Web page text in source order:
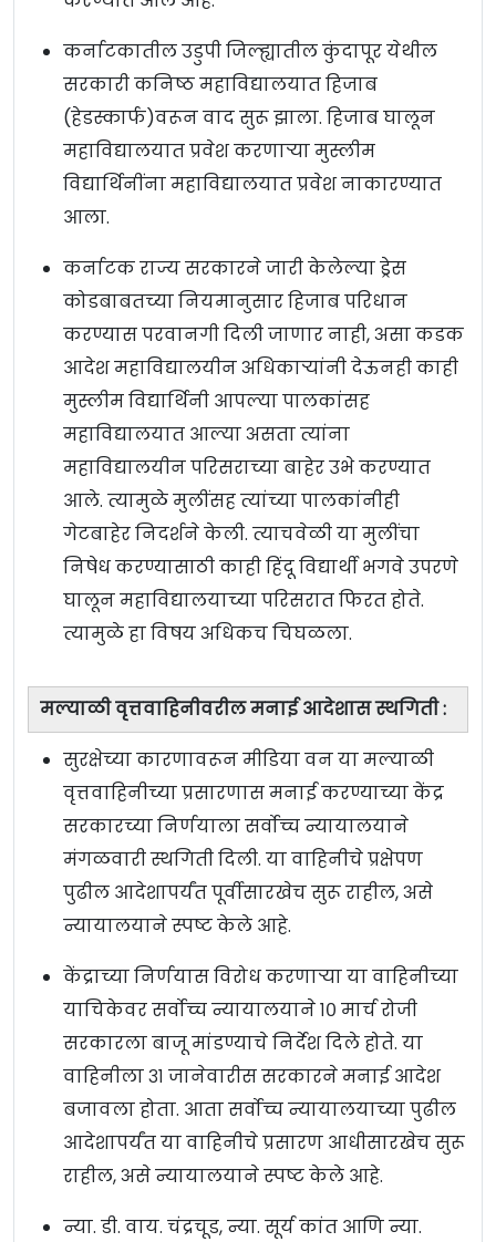
कर्नाटकातील उडुपी जिल्ह्यातील कुंदापूर येथील
सरकारी कनिष्ठ महाविद्यालयात हिजाब
(हेडस्कार्फ)वरून वाद सुरू झाला. हिजाब घालून
महाविद्यालयात प्रवेश करणाऱ्या मुस्लीम
विद्यार्थिनींना महाविद्यालयात प्रवेश नाकारण्यात
आला.
कर्नाटक राज्य सरकारने जारी केलेल्या ड्रेस
कोडबाबतच्या नियमानुसार हिजाब परिधान
करण्यास परवानगी दिली जाणार नाही, असा कडक
आदेश महाविद्यालयीन अधिकाऱ्यांनी देऊनही काही
मुस्लीम विद्यार्थिनी आपल्या पालकांसह
महाविद्यालयात आल्या असता त्यांना
महाविद्यालयीन परिसराच्या बाहेर उभे करण्यात
आले. त्यामुळे मुलींसह त्यांच्या पालकांनीही
गेटबाहेर निदर्शने केली. त्याचवेळी या मुलींचा
निषेध करण्यासाठी काही हिंदू विद्यार्थी भगवे उपरणे
घालून महाविद्यालयाच्या परिसरात फिरत होते.
त्यामुळे हा विषय अधिकच चिघळला.
मल्याळी वृत्तवाहिनीवरील मनाई आदेशास स्थगिती :
सुरक्षेच्या कारणावरून मीडिया वन या मल्याळी
वृत्तवाहिनीच्या प्रसारणास मनाई करण्याच्या केंद्र
सरकारच्या निर्णयाला सर्वोच्च न्यायालयाने
मंगळवारी स्थगिती दिली. या वाहिनीचे प्रक्षेपण
पुढील आदेशापर्यंत पूर्वीसारखेच सुरू राहील, असे
न्यायालयाने स्पष्ट केले आहे.
केंद्राच्या निर्णयास विरोध करणाऱ्या या वाहिनीच्या
याचिकेवर सर्वोच्च न्यायालयाने १० मार्च रोजी
सरकारला बाजू मांडण्याचे निर्देश दिले होते. या
वाहिनीला ३१ जानेवारीस सरकारने मनाई आदेश
बजावला होता. आता सर्वोच्च न्यायालयाच्या पुढील
आदेशापर्यंत या वाहिनीचे प्रसारण आधीसारखेच सुरू
राहील, असे न्यायालयाने स्पष्ट केले आहे.
न्या. डी. वाय. चंद्रचूड, न्या. सूर्य कांत आणि न्या.